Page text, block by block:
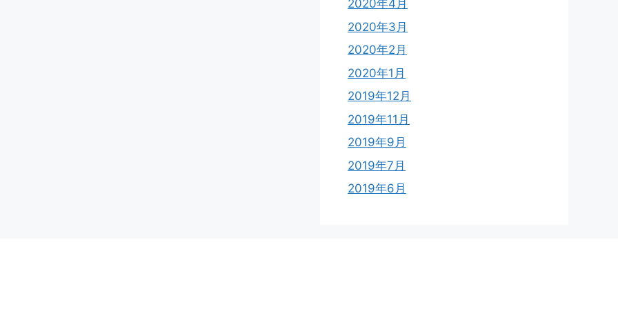
2020年4月
2020年3月
2020年2月
2020年1月
2019年12月
2019年11月
2019年9月
2019年7月
2019年6月